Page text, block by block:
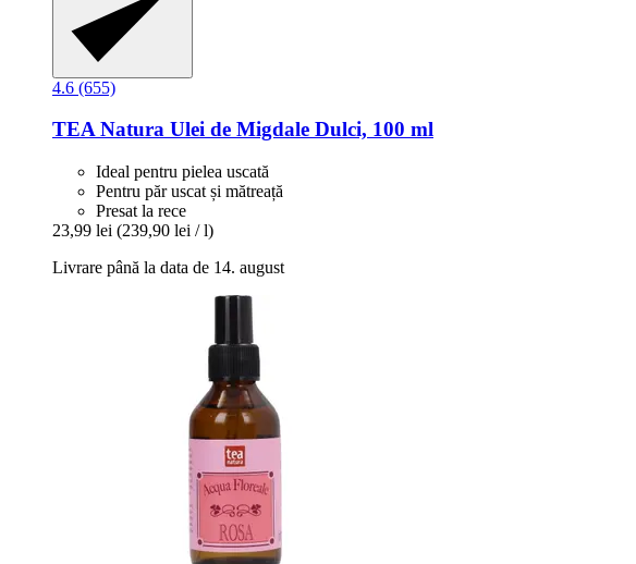
4.6 (655)
TEA Natura Ulei de Migdale Dulci, 100 ml
Ideal pentru pielea uscată
Pentru păr uscat și mătreață
Presat la rece
23,99 lei (239,90 lei / l)
Livrare până la data de 14. august